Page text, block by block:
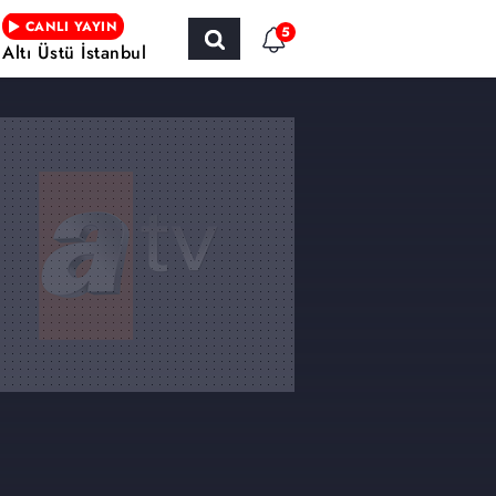
CANLI YAYIN
Altı Üstü İstanbul
5